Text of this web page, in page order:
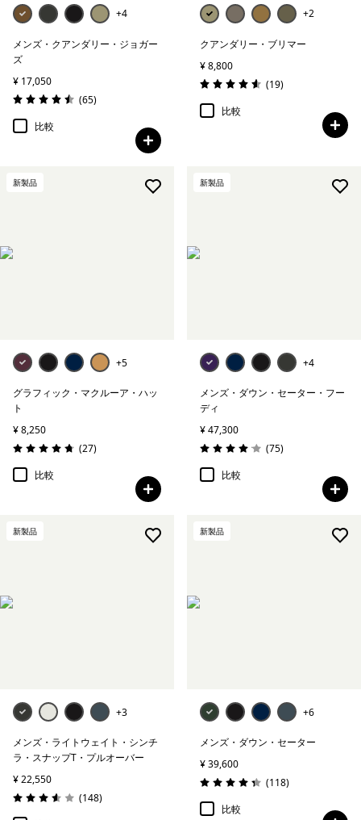
+4
メンズ・クアンダリー・ジョガー
ズ
¥ 17,050
評価: 4.5 / 5
(65レビュー
)
比較
+2
クアンダリー・ブリマー
¥ 8,800
評価: 4.6 / 5
(19レビュー
)
比較
新製品
+5
グラフィック・マクルーア・ハッ
ト
¥ 8,250
評価: 4.7 / 5
(27レビュー
)
比較
新製品
+4
メンズ・ダウン・セーター・フー
ディ
¥ 47,300
評価: 4.1 / 5
(75レビュー
)
比較
新製品
+3
メンズ・ライトウェイト・シンチ
ラ・スナップT・プルオーバー
¥ 22,550
評価: 3.6 / 5
(148レビュー
)
新製品
+6
メンズ・ダウン・セーター
¥ 39,600
評価: 4.3 / 5
(118レビュー
)
比較